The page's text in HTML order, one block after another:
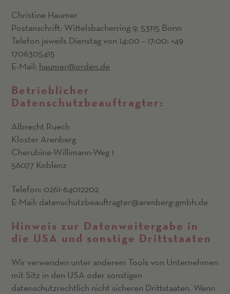
Christine Haumer
Postanschrift: Wittelsbacherring 9, 53115 Bonn
Telefon jeweils Dienstag von 14:00 – 17:00: +49
1706305415
E-Mail: haumer@orden.de
Betrieblicher
Datenschutzbeauftragter:
Albrecht Ruech
Kloster Arenberg
Cherubine-Willimann-Weg 1
56077 Koblenz
Telefon: 0261-64012202
E-Mail: datenschutzbeauftragter@arenberg-gmbh.de
Hinweis zur Datenweitergabe in
die USA und sonstige Drittstaaten
Wir verwenden unter anderem Tools von Unternehmen
mit Sitz in den USA oder sonstigen
datenschutzrechtlich nicht sicheren Drittstaaten. Wenn